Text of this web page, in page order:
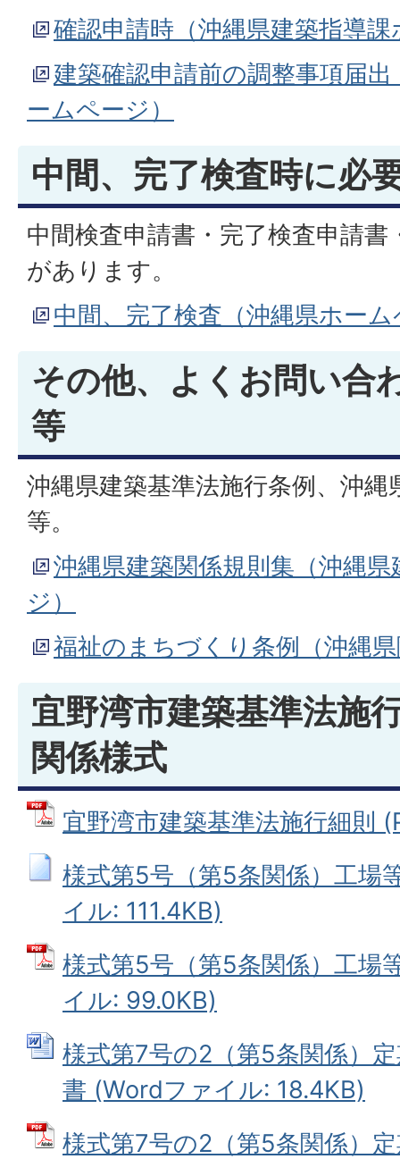
確認申請時（沖縄県建築指導
建築確認申請前の調整事項届
ームページ）
中間、完了検査時に必
中間検査申請書・完了検査申請
があります。
中間、完了検査（沖縄県ホー
その他、よくお問い合
等
沖縄県建築基準法施行条例、沖縄
等。
沖縄県建築関係規則集（沖縄
ジ）
福祉のまちづくり条例（沖縄
宜野湾市建築基準法施
関係様式
宜野湾市建築基準法施行細則
様式第5号（第5条関係）工場
イル: 111.4KB)
様式第5号（第5条関係）工場
イル: 99.0KB)
様式第7号の2（第5条関係）
書 (Wordファイル: 18.4KB)
様式第7号の2（第5条関係）